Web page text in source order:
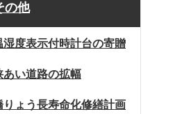
の他
湿度表示付時計台の寄贈
あい道路の拡幅
りょう長寿命化修繕計画